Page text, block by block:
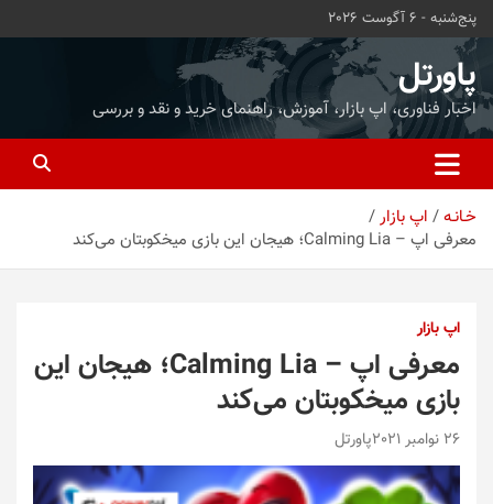
محتوا
بروید
پنج‌شنبه - 6 آگوست 2026
پاورتل
اخبار فناوری، اپ بازار، آموزش، راهنمای خرید و نقد و بررسی
خـانـه
اپ بازار
معرفی اپ – Calming Lia؛ هیجان این بازی میخکوبتان می‌کند
اپ بازار
معرفی اپ – Calming Lia؛ هیجان این
بازی میخکوبتان می‌کند
26 نوامبر 2021 پاورتل